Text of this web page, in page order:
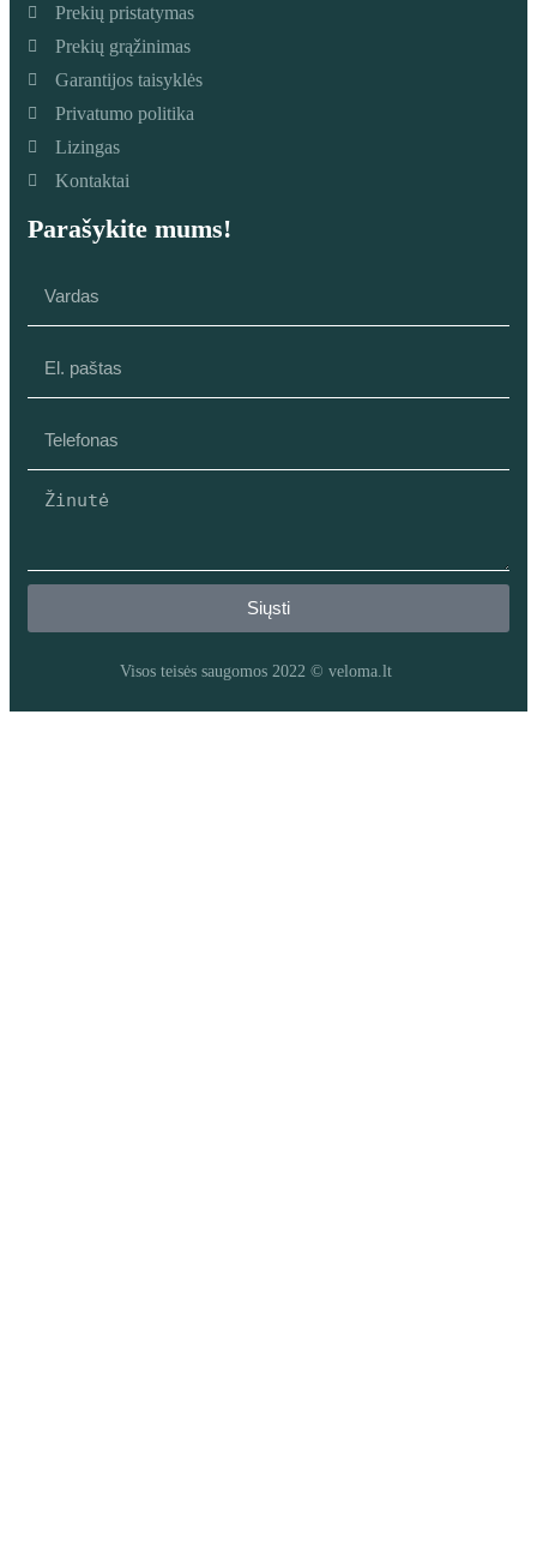
Prekių pristatymas
Prekių grąžinimas
Garantijos taisyklės
Privatumo politika
Lizingas
Kontaktai
Parašykite mums!
Siųsti
Visos teisės saugomos 2022 © veloma.lt